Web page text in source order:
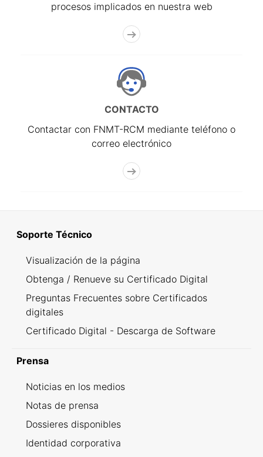
procesos implicados en nuestra web
CONTACTO
Contactar con FNMT-RCM mediante teléfono o
correo electrónico
Soporte Técnico
Visualización de la página
Obtenga / Renueve su Certificado Digital
Preguntas Frecuentes sobre Certificados
digitales
Certificado Digital - Descarga de Software
Prensa
Noticias en los medios
Notas de prensa
Dossieres disponibles
Identidad corporativa